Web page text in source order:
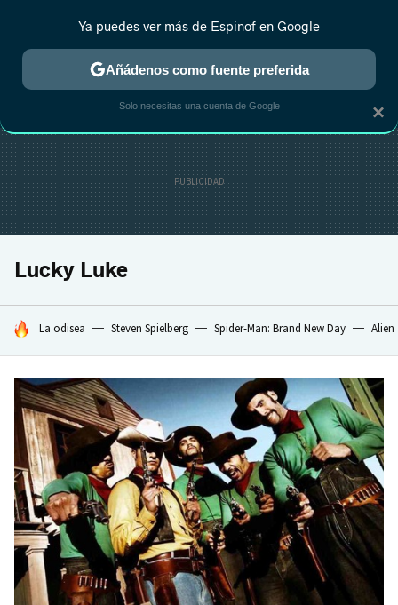
ESTRENOS REALITY ANIME RANKINGS CINE
Lucky Luke
HOY SE HABLA DE
La odisea Steven Spielberg Spider-Man: Brand New Day Alien
×
Ya puedes ver más de Espinof en Google
Añádenos como fuente preferida
Solo necesitas una cuenta de Google